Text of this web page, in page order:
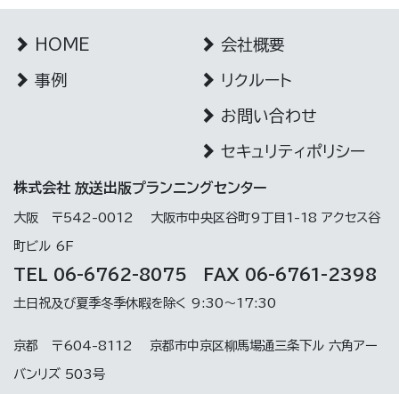
HOME
事例
会社概要
リクルート
お問い合わせ
セキュリティポリシー
株式会社 放送出版プランニングセンター
大阪 〒542-0012 大阪市中央区谷町9丁目1-18 アクセス谷
町ビル 6F
TEL 06-6762-8075 FAX 06-6761-2398
土日祝及び夏季冬季休暇を除く 9:30～17:30
京都 〒604-8112 京都市中京区柳馬場通三条下ル 六角アー
バンリズ 503号